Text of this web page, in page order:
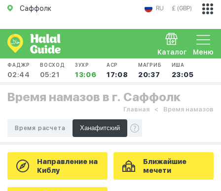
Саффолк RU £ (GBP)
Меню
Каталог
ФАДЖР
02:44
ВОСХОД
05:21
ЗУХР
13:06
АСР
17:08
МАГРИБ
20:37
ИША
23:05
Время намазов в г. Саффолк
Главная Время намазов
Время расчета
Направление на
Киблу
Ближайшие
мечети